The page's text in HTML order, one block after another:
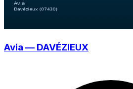
Avia — DAVÉZIEUX